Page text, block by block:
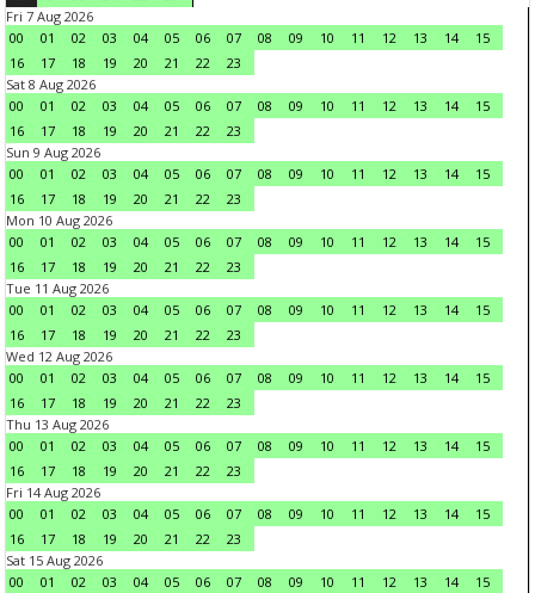
Fri 7 Aug 2026
00
01 02 03 04 05 06 07 08 09 10 11 12 13 14
15
16
17 18 19 20 21 22
23
Sat 8 Aug 2026
00
01 02 03 04 05 06 07 08 09 10 11 12 13 14
15
16
17 18 19 20 21 22
23
Sun 9 Aug 2026
00
01 02 03 04 05 06 07 08 09 10 11 12 13 14
15
16
17 18 19 20 21 22
23
Mon 10 Aug 2026
00
01 02 03 04 05 06 07 08 09 10 11 12 13 14
15
16
17 18 19 20 21 22
23
Tue 11 Aug 2026
00
01 02 03 04 05 06 07 08 09 10 11 12 13 14
15
16
17 18 19 20 21 22
23
Wed 12 Aug 2026
00
01 02 03 04 05 06 07 08 09 10 11 12 13 14
15
16
17 18 19 20 21 22
23
Thu 13 Aug 2026
00
01 02 03 04 05 06 07 08 09 10 11 12 13 14
15
16
17 18 19 20 21 22
23
Fri 14 Aug 2026
00
01 02 03 04 05 06 07 08 09 10 11 12 13 14
15
16
17 18 19 20 21 22
23
Sat 15 Aug 2026
00
01 02 03 04 05 06 07 08 09 10 11 12 13 14 15